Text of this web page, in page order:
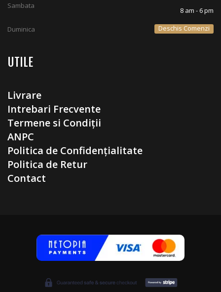
Sambata
8 am - 6 pm
Duminica Deschis Comenzi
UTILE
Livrare
Intrebari Frecvente
Termene si Condiții
ANPC
Politica de Confidențialitate
Politica de Retur
Contact